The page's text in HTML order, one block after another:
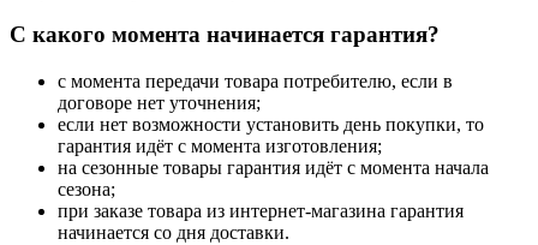
С какого момента начинается гарантия?
с момента передачи товара потребителю, если в
договоре нет уточнения;
если нет возможности установить день покупки, то
гарантия идёт с момента изготовления;
на сезонные товары гарантия идёт с момента начала
сезона;
при заказе товара из интернет-магазина гарантия
начинается со дня доставки.